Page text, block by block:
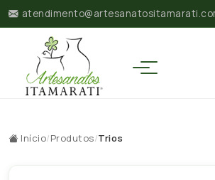
Início/Produtos/Trios